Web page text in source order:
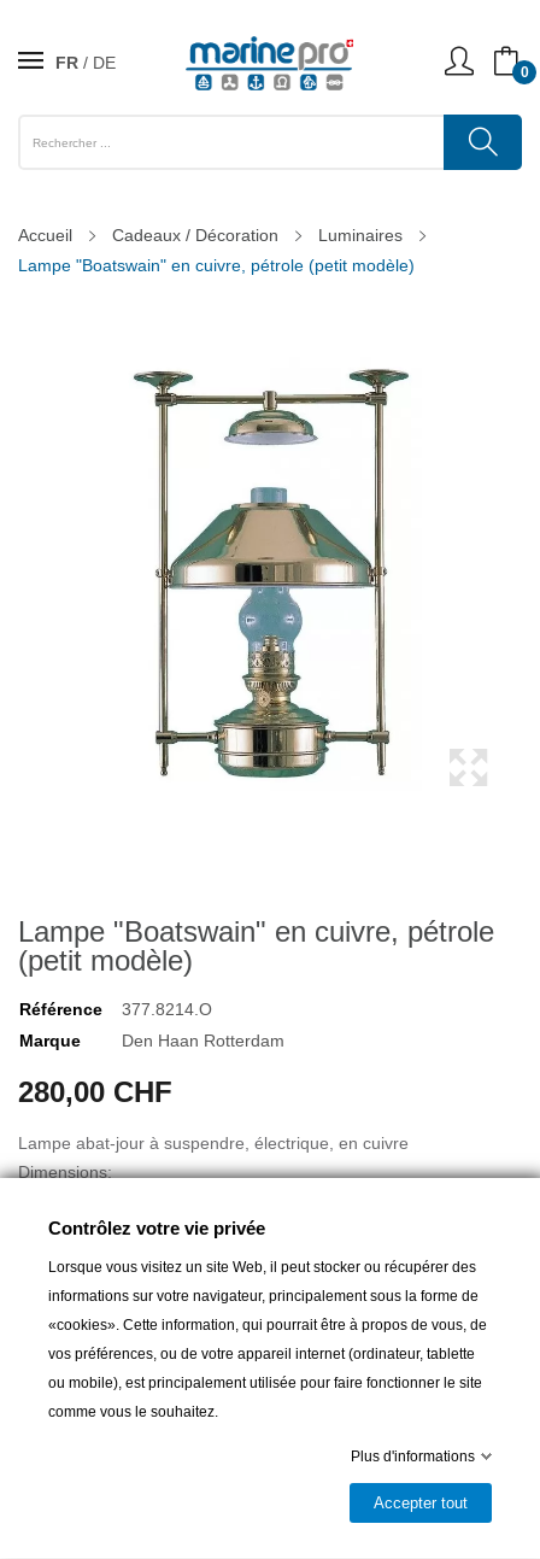
FR DE 0
Accueil Cadeaux / Décoration
Luminaires
Lampe "Boatswain" en cuivre, pétrole (petit modèle)
Lampe "Boatswain" en cuivre, pétrole
(petit modèle)
Référence
377.8214.O
Marque
Den Haan Rotterdam
280,00 CHF
Lampe abat-jour à suspendre, électrique, en cuivre
Dimensions:
Larg. 21 cm
Ajouter au panier
Livrable et disponible en magasin
Contrôlez votre vie privée
Lorsque vous visitez un site Web, il peut stocker ou récupérer des
informations sur votre navigateur, principalement sous la forme de
«cookies». Cette information, qui pourrait être à propos de vous, de
vos préférences, ou de votre appareil internet (ordinateur, tablette
ou mobile), est principalement utilisée pour faire fonctionner le site
comme vous le souhaitez.
Plus d'informations
Accepter tout